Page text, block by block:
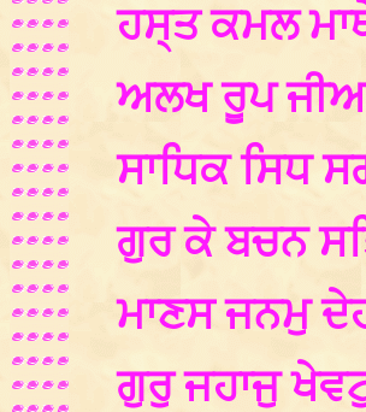
ਹਸ੍ਤ ਕਮਲ
ਅਲਖ ਰੂਪ
ਸਾਧਿਕ ਸਿਧ
ਗੁਰ ਕੇ ਬਚਨ
ਮਾਣਸ ਜਨਮੁ
ਗੁਰੁ ਜਹਾਜੁ